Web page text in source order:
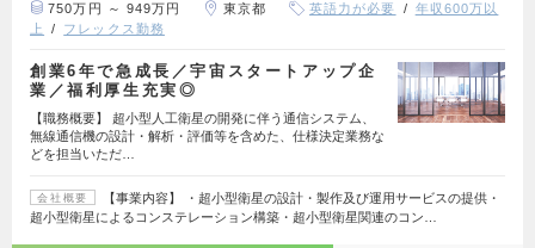
750万円 ～ 949万円 東京都 英語力が必要
年収600万以
上
フレックス勤務
創業6年で急成長／宇宙スタートアップ企
業／福利厚生充実◎
【職務概要】 超小型人工衛星の開発に伴う通信システム、
無線通信機の設計・解析・評価等を含めた、仕様決定業務な
どを担当いただ…
会社概要
【事業内容】 ・超小型衛星の設計・製作及び運用サービスの提供・
超小型衛星によるコンステレーション構築・超小型衛星関連のコン…